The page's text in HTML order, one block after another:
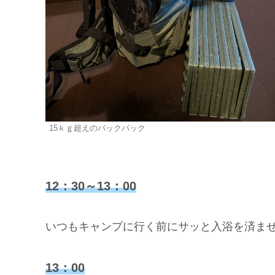
15ｋｇ超えのバックパック
12：30～13：00
いつもキャンプに行く前にサッと入浴を済ま
13：00